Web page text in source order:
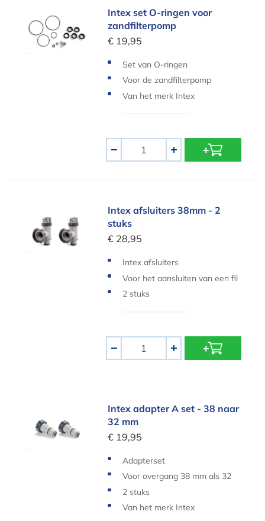
Intex set O-ringen voor zandfilterpomp
Intex set O-ringen voor
zandfilterpomp
€ 19,95
Set van O-ringen
Voor de zandfilterpomp
Van het merk Intex
+
Intex afsluiters 38mm - 2 stuks
Intex afsluiters 38mm - 2
stuks
€ 28,95
Intex afsluiters
Voor het aansluiten van een fil
terpomp
2 stuks
+
Intex adapter A set - 38 naar 32 mm
Intex adapter A set - 38 naar
32 mm
€ 19,95
Adapterset
Voor overgang 38 mm als 32
mm
2 stuks
Van het merk Intex